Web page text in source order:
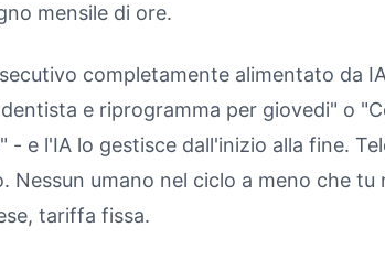
mensile di ore.
completamente alimentato da
e riprogramma per giovedi" o
- e l'IA lo gestisce dall'inizio alla fine.
Nessun umano nel ciclo a meno che tu
tariffa fissa.